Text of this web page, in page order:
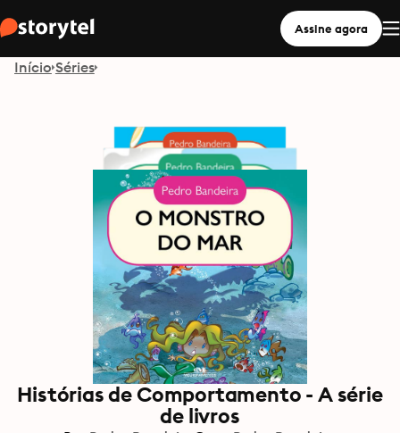
Assine agora
Início Séries
Histórias de Comportamento - A série
de livros